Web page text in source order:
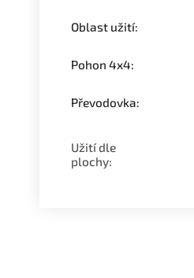
Oblast užití:
Pohon 4x4:
Převodovka:
Užití dle
plochy: